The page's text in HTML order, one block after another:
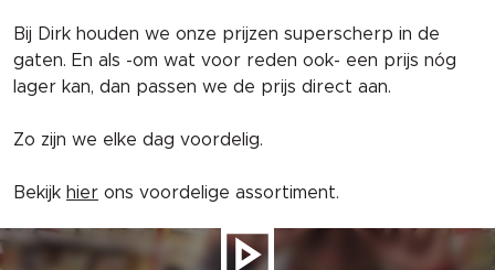
Bij Dirk houden we onze prijzen superscherp in de
gaten. En als -om wat voor reden ook- een prijs nóg
lager kan, dan passen we de prijs direct aan.
Zo zijn we elke dag voordelig.
Bekijk hier ons voordelige assortiment.